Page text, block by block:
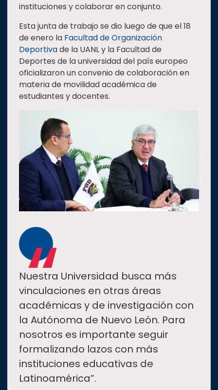
Investigación
Internacionalización
Responsabilidad
social
Vinculación
Historia
Universiada
instituciones y colaborar en conjunto.
Esta junta de trabajo se dio luego de que el 18
de enero la Facultad de Organización
Deportivade la UANL y la Facultad de
Deportes de la universidad del país europeo
oficializaron un convenio de colaboración en
materia de movilidad académica de
estudiantes y docentes.
“
Nuestra Universidad busca más
vinculaciones en otras áreas
académicas y de investigación con
la Autónoma de Nuevo León. Para
nosotros es importante seguir
formalizando lazos con más
instituciones educativas de
Latinoamérica”.